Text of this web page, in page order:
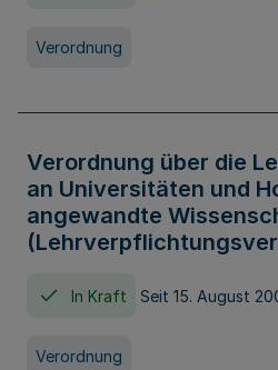
Verordnung
Verordnung über die
an Universitäten und
angewandte
In Kraft Seit 15. August
Verordnung